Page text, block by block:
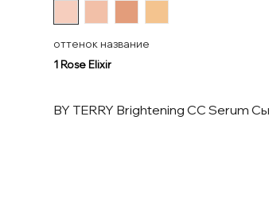
оттенок название
1 Rose Elixir
BY TERRY Brightening CC Serum